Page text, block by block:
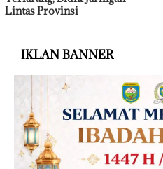
Lintas Provinsi
IKLAN BANNER